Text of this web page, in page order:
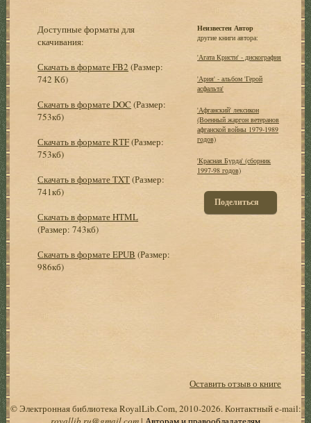
Доступные форматы для
скачивания:
Скачать в формате FB2 (Размер:
742 Кб)
Скачать в формате DOC (Размер:
753кб)
Скачать в формате RTF(Размер:
753кб)
Скачать в формате TXT(Размер:
741кб)
Скачать в формате HTML
(Размер: 743кб)
Скачать в формате EPUB (Размер:
986кб)
Неизвестен Автор
другие книги автора:
'Агата Кристи' - дискография
'Ария' - альбом 'Герой
асфальта'
'Афганский' лексикон
(Военный жаргон ветеранов
афганской войны 1979-1989
годов)
'Красная Бурда' (сборник
1997-98 годов)
Поделиться
Оставить отзыв о книге
© Электронная библиотека RoyalLib.Com, 2010-2026. Контактный e-mail: